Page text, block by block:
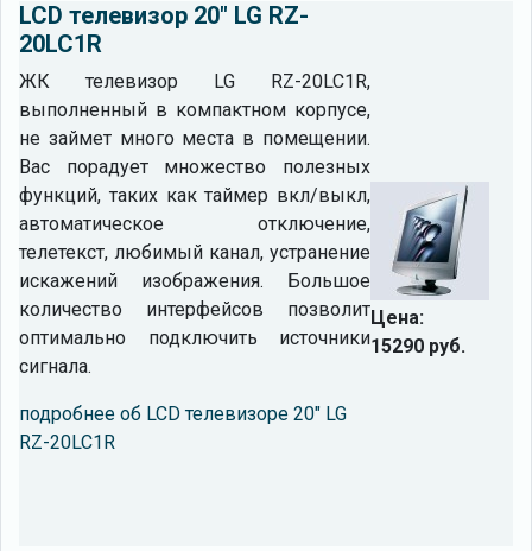
LCD телевизор 20" LG RZ-
20LC1R
Цена:
15290 руб.
ЖК телевизор LG RZ-20LC1R,
выполненный в компактном корпусе,
не займет много места в помещении.
Вас порадует множество полезных
функций, таких как таймер вкл/выкл,
автоматическое отключение,
телетекст, любимый канал, устранение
искажений изображения. Большое
количество интерфейсов позволит
оптимально подключить источники
сигнала.
подробнее об LCD телевизоре 20" LG
RZ-20LC1R